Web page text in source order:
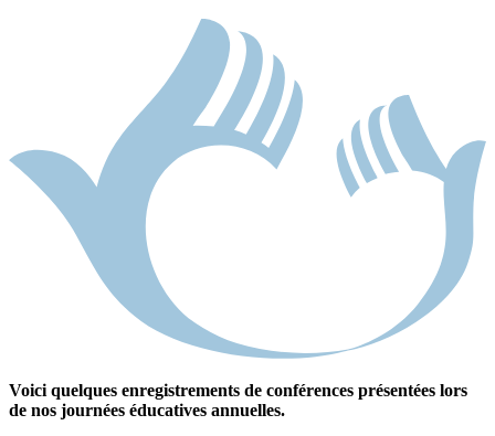
Voici quelques enregistrements de conférences présentées lors
de nos journées éducatives annuelles.